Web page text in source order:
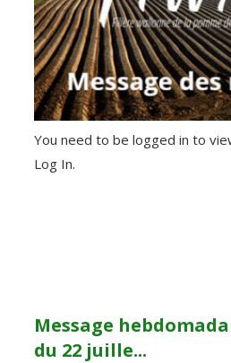
You need to be logged in to
Log In.
Message
du 22 juille...